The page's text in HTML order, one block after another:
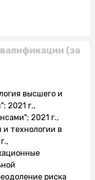
(за
высшего и
2021 г.,
2021 г.,
технологии в
риска